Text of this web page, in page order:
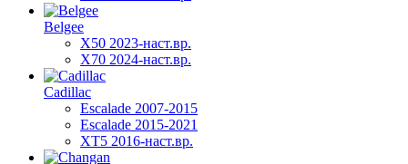
Belgee
X50 2023-наст.вр.
X70 2024-наст.вр.
Cadillac
Escalade 2007-2015
Escalade 2015-2021
XT5 2016-наст.вр.